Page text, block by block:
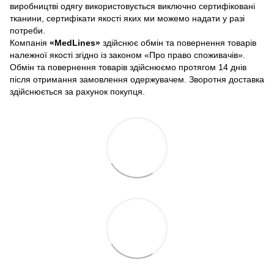
виробництві одягу використовується виключно сертифіковані
тканини, сертифікати якості яких ми можемо надати у разі
потреби.
Компанія «MedLines» здійснює обмін та повернення товарів
належної якості згідно із законом «Про право споживачів».
Обмін та повернення товарів здійснюємо протягом 14 днів
після отримання замовлення одержувачем. Зворотня доставка
здійснюється за рахунок покупця.